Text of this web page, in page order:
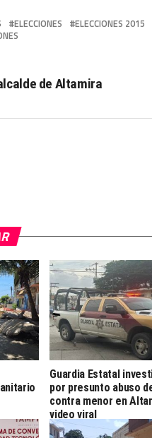
ELECCIONES
ELECCIONES 2015
de Altamira
Guardia Estatal
por presunto abuso
contra menor en
video viral